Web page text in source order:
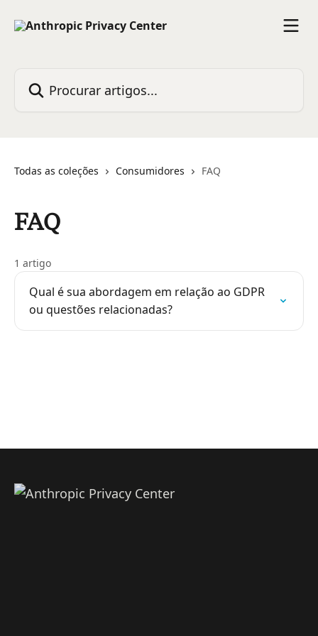
Todas as coleções Consumidores FAQ
FAQ
1 artigo
Qual é sua abordagem em relação ao GDPR
ou questões relacionadas?